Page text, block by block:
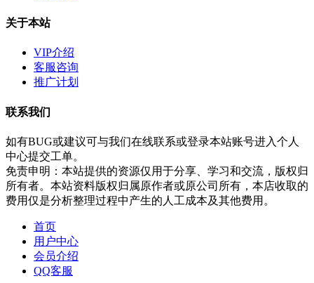
关于本站
VIP介绍
客服咨询
推广计划
联系我们
如有BUG或建议可与我们在线联系或登录本站账号进入个人
中心提交工单。
免责申明：本站提供的资源仅用于分享、学习和交流，版权归
所有者。本站资料版权归属原作者或原公司所有，本店收取的
费用仅是分析整理过程中产生的人工成本及其他费用。
首页
用户中心
会员介绍
QQ客服